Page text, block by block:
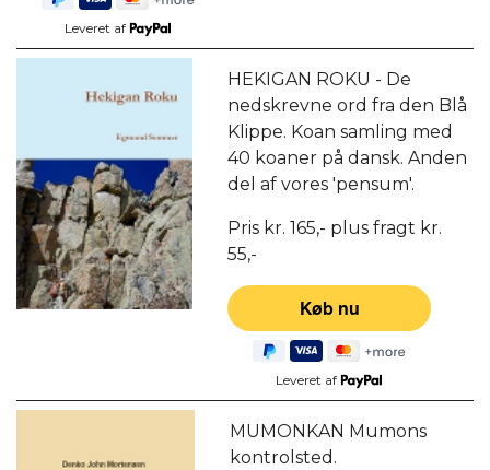
Leveret af
HEKIGAN ROKU - De
nedskrevne ord fra den Blå
Klippe. Koan samling med
40 koaner på dansk. Anden
del af vores 'pensum'.
Pris kr. 165,- plus fragt kr.
55,-
Leveret af
MUMONKAN Mumons
kontrolsted.